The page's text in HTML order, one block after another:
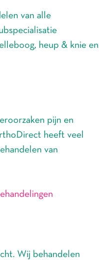
van alle
heup & knie en
pijn en
heeft veel
van
Wij behandelen